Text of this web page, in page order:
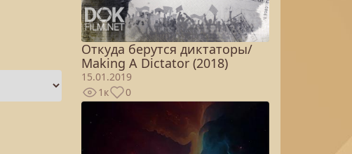
Откуда берутся диктаторы/
Making A Dictator (2018)
15.01.2019
1к
0